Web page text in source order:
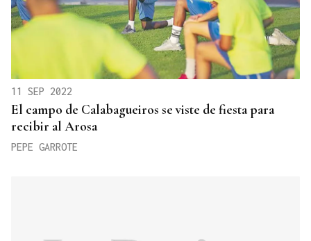
11 SEP 2022
El campo de Calabagueiros se viste de fiesta para
recibir al Arosa
PEPE GARROTE